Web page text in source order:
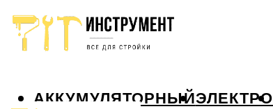
АККУМУЛЯТОРНЫЙЭЛЕКТРО